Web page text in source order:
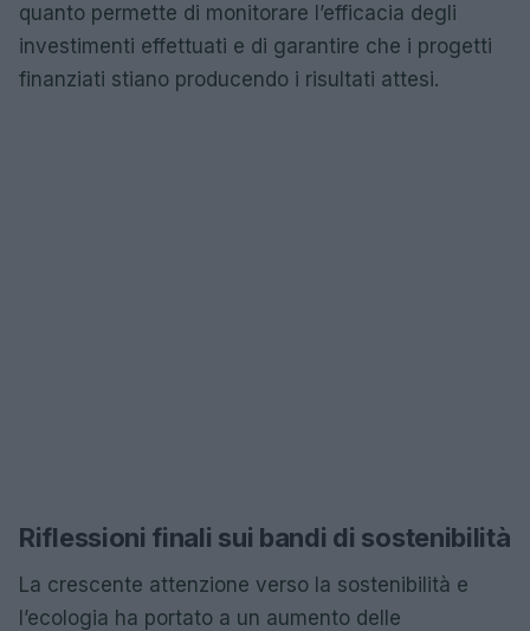
quanto permette di monitorare l’efficacia degli
investimenti effettuati e di garantire che i progetti
finanziati stiano producendo i risultati attesi.
Riflessioni finali sui bandi di sostenibilità
La crescente attenzione verso la sostenibilità e
l’ecologia ha portato a un aumento delle